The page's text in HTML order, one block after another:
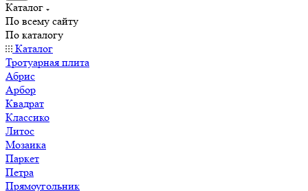
Каталог
По всему сайту
По каталогу
Каталог
Тротуарная плита
Абрис
Арбор
Квадрат
Классико
Литос
Мозаика
Паркет
Петра
Прямоугольник